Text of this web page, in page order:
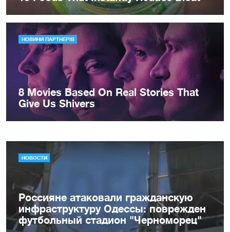
НОВОСТИ
Россияне атаковали гражданскую
инфраструктуру Одессы: поврежден
футбольный стадион "Черноморец"